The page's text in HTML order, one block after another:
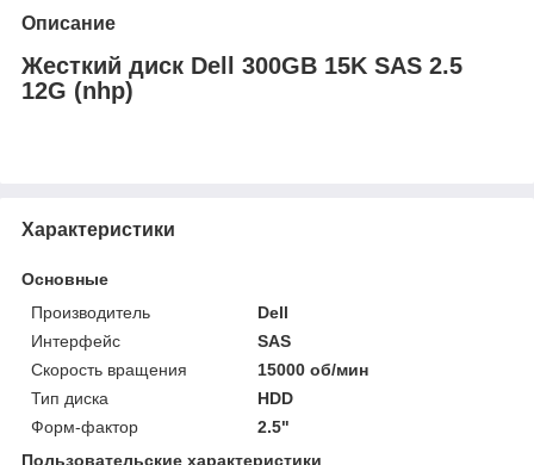
Описание
Жесткий диск Dell 300GB 15K SAS 2.5
12G (nhp)
Характеристики
Основные
Производитель
Dell
Интерфейс
SAS
Скорость вращения
15000 об/мин
Тип диска
HDD
Форм-фактор
2.5"
Пользовательские характеристики